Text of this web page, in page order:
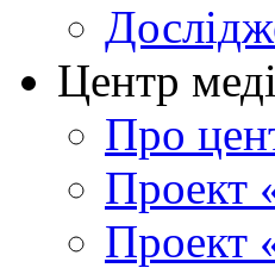
Центр
Про
Проект